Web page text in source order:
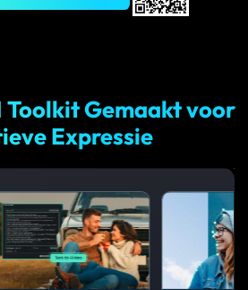
Toolkit Gemaakt voor
Expressie